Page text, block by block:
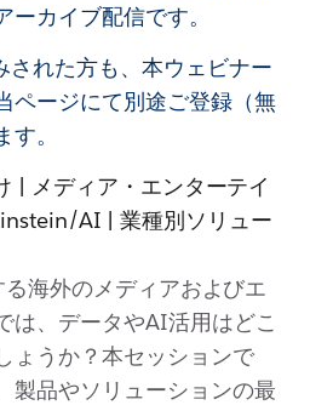
カイブ配信です。
れた方も、本ウェビナー
ページにて別途ご登録（無
。
| メディア・エンターテイ
AI | 業種別ソリュー
海外のメディアおよびエ
は、データやAI活用はどこ
ょうか？本セッションで
製品やソリューションの最